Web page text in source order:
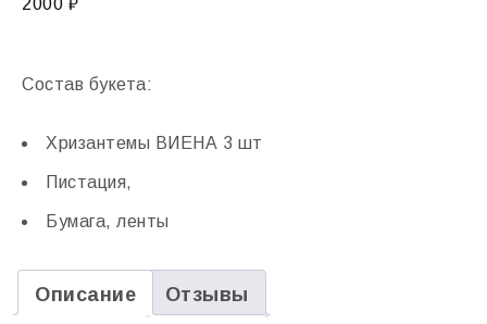
2000 ₽
Состав букета:
Хризантемы ВИЕНА 3 шт
Пистация,
Бумага, ленты
Описание Отзывы